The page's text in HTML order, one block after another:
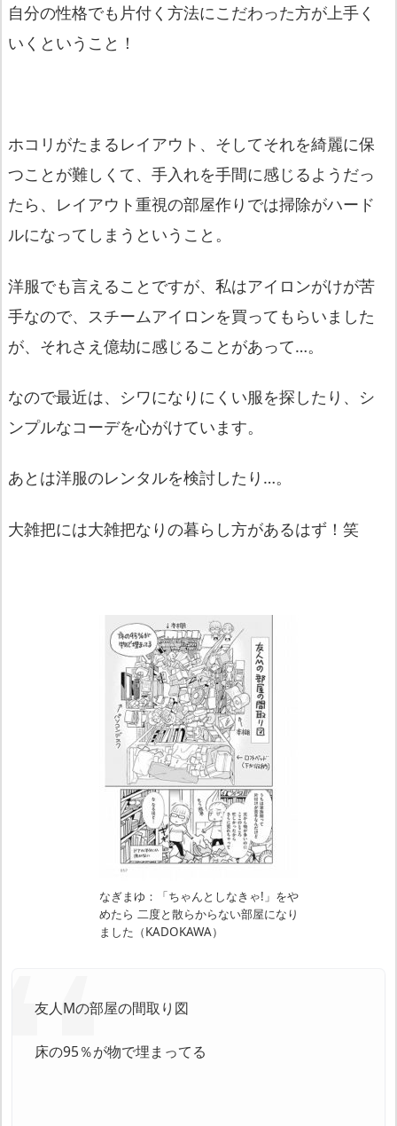
自分の性格でも片付く方法にこだわった方が上手く
いくということ！
ホコリがたまるレイアウト、そしてそれを綺麗に保
つことが難しくて、手入れを手間に感じるようだっ
たら、レイアウト重視の部屋作りでは掃除がハード
ルになってしまうということ。
洋服でも言えることですが、私はアイロンがけが苦
手なので、スチームアイロンを買ってもらいました
が、それさえ億劫に感じることがあって…。
なので最近は、シワになりにくい服を探したり、シ
ンプルなコーデを心がけています。
あとは洋服のレンタルを検討したり…。
大雑把には大雑把なりの暮らし方があるはず！笑
なぎまゆ：「ちゃんとしなきゃ!」をや
めたら 二度と散らからない部屋になり
ました（KADOKAWA）
友人Mの部屋の間取り図
床の95％が物で埋まってる